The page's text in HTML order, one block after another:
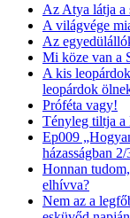
Az Atya látja a
A világvége
Az
Mi köze van a
A kis
leopárdok
Próféta vagy!
Tényleg tiltja a
Ep009
házasságban 2/
Honnan
elhívva?
Nem az a